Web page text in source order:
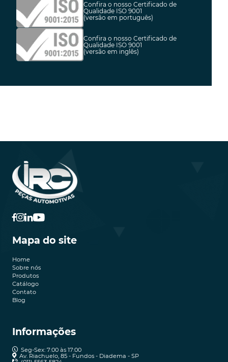
Confira o nosso Certificado de
Qualidade ISO 9001
(versão em português)
Confira o nosso Certificado de
Qualidade ISO 9001
(versão em inglês)
Mapa do site
Home
Sobre nós
Produtos
Catálogo
Contato
Blog
Informações
Seg-Sex: 7:00 às 17:00
Av. Riachuelo, 85 - Fundos - Diadema - SP